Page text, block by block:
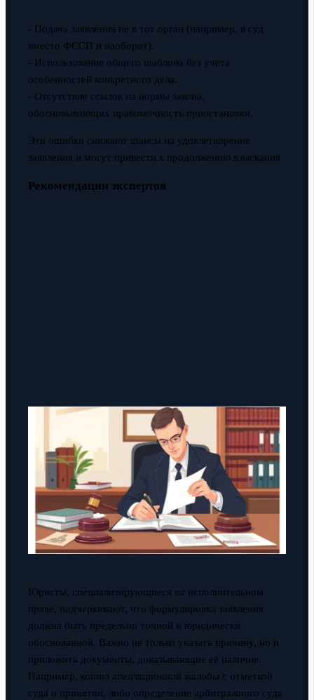
- Подача заявления не в тот орган (например, в суд
вместо ФССП и наоборот).
- Использование общего шаблона без учета
особенностей конкретного дела.
- Отсутствие ссылок на нормы закона,
обосновывающих правомочность приостановки.
Эти ошибки снижают шансы на удовлетворение
заявления и могут привести к продолжению взыскания.
Рекомендации экспертов
Юристы, специализирующиеся на исполнительном
праве, подчеркивают, что формулировка заявления
должна быть предельно точной и юридически
обоснованной. Важно не только указать причину, но и
приложить документы, доказывающие её наличие.
Например, копию апелляционной жалобы с отметкой
суда о принятии, либо определение арбитражного суда